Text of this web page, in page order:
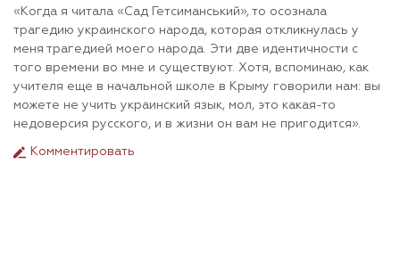
«Когда я читала «Сад Гетсиманський», то осознала
трагедию украинского народа, которая откликнулась у
меня трагедией моего народа. Эти две идентичности с
того времени во мне и существуют. Хотя, вспоминаю, как
учителя еще в начальной школе в Крыму говорили нам: вы
можете не учить украинский язык, мол, это какая-то
недоверсия русского, и в жизни он вам не пригодится».
Комментировать